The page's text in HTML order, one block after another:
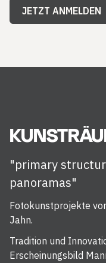
JETZT ANMELDEN
"primary
panoramas"
Fotokunstprojekte
Jahn.
Tradition und
Erscheinungsbild